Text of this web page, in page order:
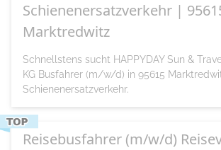
Schienenersatzverkehr |
Marktredwitz
Schnellstens sucht HAPPYDAY Sun &
KG Busfahrer (m/w/d) in 95615
Schienenersatzverkehr.
Reisebusfahrer (m/w/d)